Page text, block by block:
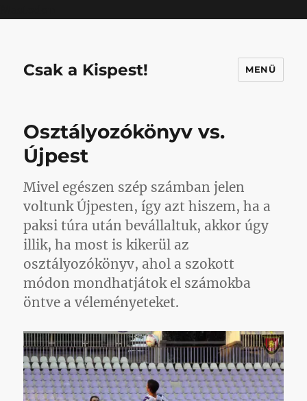
Csak a Kispest! MENÜ
Osztályozókönyv vs.
Újpest
Mivel egészen szép számban jelen
voltunk Újpesten, így azt hiszem, ha a
paksi túra után bevállaltuk, akkor úgy
illik, ha most is kikerül az
osztályozókönyv, ahol a szokott
módon mondhatjátok el számokba
öntve a véleményeteket.